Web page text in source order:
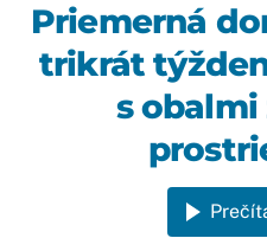
Priemerná
trikrát
s obalmi